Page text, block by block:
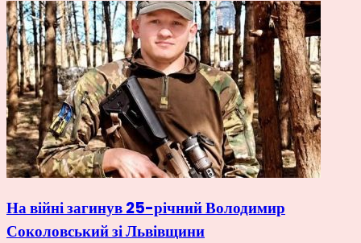
На війні загинув 25-річний Володимир
Соколовський зі Львівщини